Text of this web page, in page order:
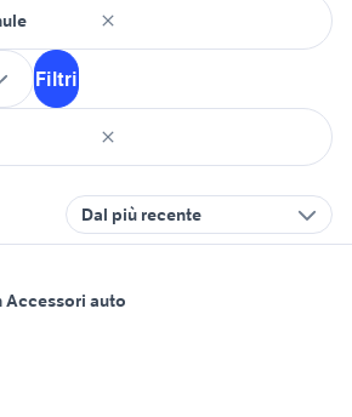
Filtri
Dal più recente
Accessori auto